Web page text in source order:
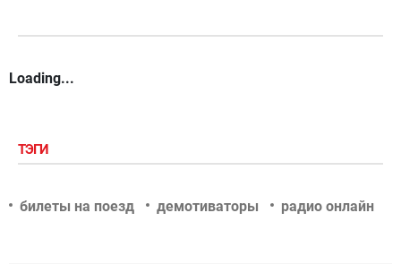
Loading...
ТЭГИ
билеты на поезд демотиваторы радио онлайн